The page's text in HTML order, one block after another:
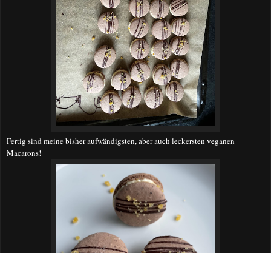
Fertig sind meine bisher aufwändigsten, aber auch leckersten veganen
Macarons!